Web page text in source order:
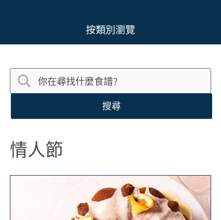
搜尋
情人節
按類別瀏覽